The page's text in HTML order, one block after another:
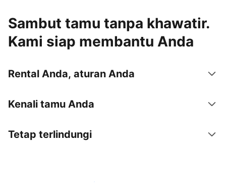
Sambut tamu tanpa khawatir.
Kami siap membantu Anda
Rental Anda, aturan Anda
Kenali tamu Anda
Tetap terlindungi
Jadi tuan rumah bersama kami sekarang